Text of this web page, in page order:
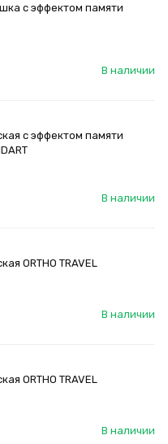
с эффектом памяти
В наличии
с эффектом памяти
В наличии
ORTHO TRAVEL
В наличии
ORTHO TRAVEL
В наличии